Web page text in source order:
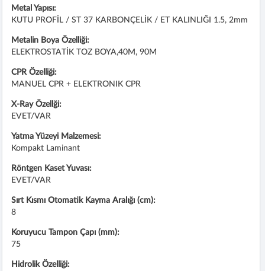
Metal Yapısı:
KUTU PROFİL / ST 37 KARBONÇELİK / ET KALINLIĞI 1.5, 2mm
Metalin Boya Özelliği:
ELEKTROSTATİK TOZ BOYA,40M, 90M
CPR Özelliği:
MANUEL CPR + ELEKTRONIK CPR
X-Ray Özellği:
EVET/VAR
Yatma Yüzeyi Malzemesi:
Kompakt Laminant
Röntgen Kaset Yuvası:
EVET/VAR
Sırt Kısmı Otomatik Kayma Aralığı (cm):
8
Koruyucu Tampon Çapı (mm):
75
Hidrolik Özelliği: